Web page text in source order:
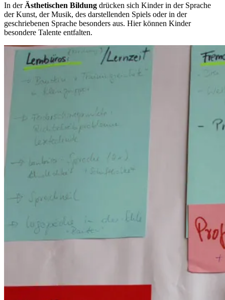
In der Ästhetischen Bildung drücken sich Kinder in der Sprache
der Kunst, der Musik, des darstellenden Spiels oder in der
geschriebenen Sprache besonders aus. Hier können Kinder
besondere Talente entfalten.